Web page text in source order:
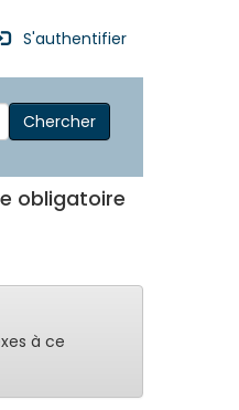
S'authentifier
Chercher
obligatoire
à ce